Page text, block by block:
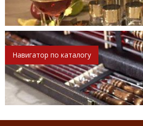
Навигатор по каталогу